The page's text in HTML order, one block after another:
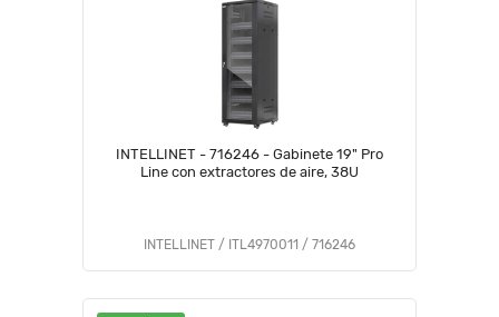
INTELLINET - 716246 - Gabinete 19" Pro
Line con extractores de aire, 38U
INTELLINET / ITL4970011 / 716246